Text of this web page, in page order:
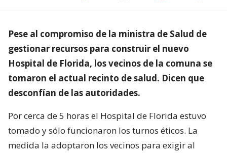
Pese al compromiso de la ministra de Salud de
gestionar recursos para construir el nuevo
Hospital de Florida, los vecinos de la comuna se
tomaron el actual recinto de salud. Dicen que
desconfían de las autoridades.
Por cerca de 5 horas el Hospital de Florida estuvo
tomado y sólo funcionaron los turnos éticos. La
medida la adoptaron los vecinos para exigir al